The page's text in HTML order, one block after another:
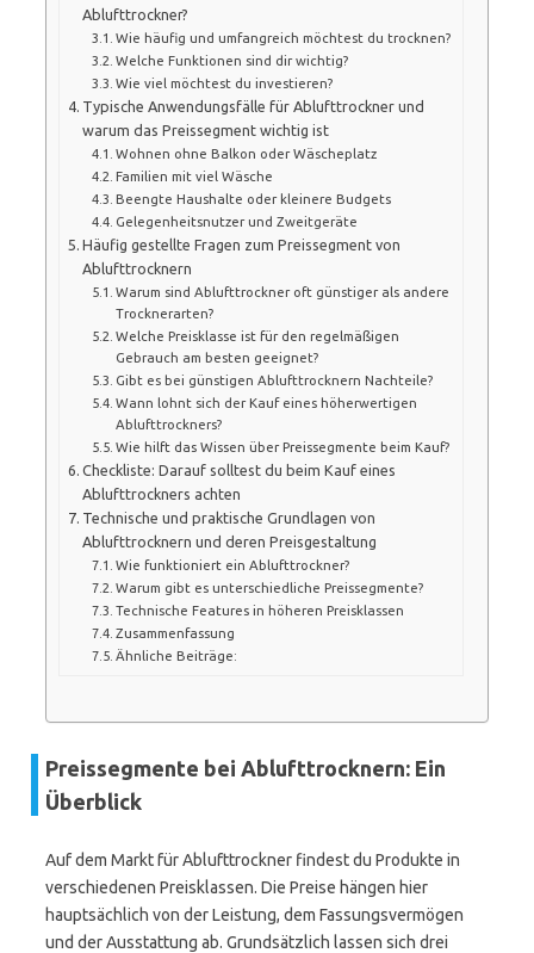
Ablufttrockner?
Wie häufig und umfangreich möchtest du trocknen?
Welche Funktionen sind dir wichtig?
Wie viel möchtest du investieren?
Typische Anwendungsfälle für Ablufttrockner und
warum das Preissegment wichtig ist
Wohnen ohne Balkon oder Wäscheplatz
Familien mit viel Wäsche
Beengte Haushalte oder kleinere Budgets
Gelegenheitsnutzer und Zweitgeräte
Häufig gestellte Fragen zum Preissegment von
Ablufttrocknern
Warum sind Ablufttrockner oft günstiger als andere
Trocknerarten?
Welche Preisklasse ist für den regelmäßigen
Gebrauch am besten geeignet?
Gibt es bei günstigen Ablufttrocknern Nachteile?
Wann lohnt sich der Kauf eines höherwertigen
Ablufttrockners?
Wie hilft das Wissen über Preissegmente beim Kauf?
Checkliste: Darauf solltest du beim Kauf eines
Ablufttrockners achten
Technische und praktische Grundlagen von
Ablufttrocknern und deren Preisgestaltung
Wie funktioniert ein Ablufttrockner?
Warum gibt es unterschiedliche Preissegmente?
Technische Features in höheren Preisklassen
Zusammenfassung
Ähnliche Beiträge:
Preissegmente bei Ablufttrocknern: Ein
Überblick
Auf dem Markt für Ablufttrockner findest du Produkte in
verschiedenen Preisklassen. Die Preise hängen hier
hauptsächlich von der Leistung, dem Fassungsvermögen
und der Ausstattung ab. Grundsätzlich lassen sich drei